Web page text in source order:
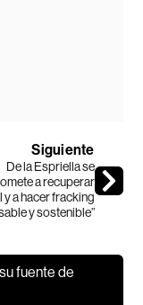
Siguiente
De la Espriella se
a recuperar
a hacer fracking
y sostenible”
fuente de